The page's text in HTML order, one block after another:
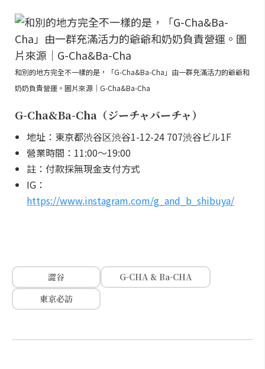
和別的地方完全不一樣的是，「G-Cha&Ba-Cha」由一群充滿活力的爺爺和
奶奶負責營運。圖片來源｜G-Cha&Ba-Cha
G-Cha&Ba-Cha（ジーチャバーチャ）
地址：東京都渋谷区渋谷1-12-24 707渋谷ビル1F
營業時間：11:00～19:00
註：付款採無現金支付方式
IG：
https://www.instagram.com/g_and_b_shibuya/
澀谷
G-CHA & Ba-CHA
東京必訪